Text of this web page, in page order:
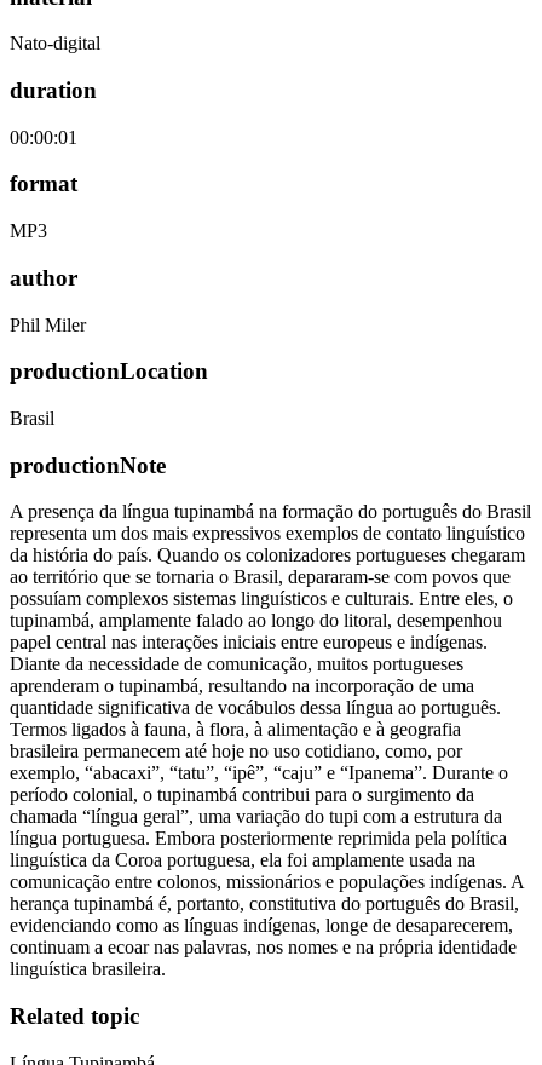
Nato-digital
duration
00:00:01
format
MP3
author
Phil Miler
productionLocation
Brasil
productionNote
A presença da língua tupinambá na formação do português do Brasil
representa um dos mais expressivos exemplos de contato linguístico
da história do país. Quando os colonizadores portugueses chegaram
ao território que se tornaria o Brasil, depararam-se com povos que
possuíam complexos sistemas linguísticos e culturais. Entre eles, o
tupinambá, amplamente falado ao longo do litoral, desempenhou
papel central nas interações iniciais entre europeus e indígenas.
Diante da necessidade de comunicação, muitos portugueses
aprenderam o tupinambá, resultando na incorporação de uma
quantidade significativa de vocábulos dessa língua ao português.
Termos ligados à fauna, à flora, à alimentação e à geografia
brasileira permanecem até hoje no uso cotidiano, como, por
exemplo, “abacaxi”, “tatu”, “ipê”, “caju” e “Ipanema”. Durante o
período colonial, o tupinambá contribui para o surgimento da
chamada “língua geral”, uma variação do tupi com a estrutura da
língua portuguesa. Embora posteriormente reprimida pela política
linguística da Coroa portuguesa, ela foi amplamente usada na
comunicação entre colonos, missionários e populações indígenas. A
herança tupinambá é, portanto, constitutiva do português do Brasil,
evidenciando como as línguas indígenas, longe de desaparecerem,
continuam a ecoar nas palavras, nos nomes e na própria identidade
linguística brasileira.
Related topic